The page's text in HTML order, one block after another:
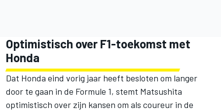
Optimistisch over F1-toekomst met
Honda
Dat Honda eind vorig jaar heeft besloten om langer
door te gaan in de Formule 1, stemt Matsushita
optimistisch over zijn kansen om als coureur in de